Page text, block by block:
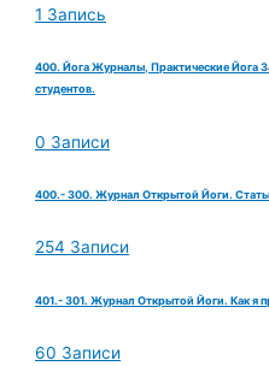
1 Запись
400. Йога Журналы, Практические Йога
студентов.
0 Записи
400.- 300. Журнал Открытой Йоги.
254 Записи
401.- 301. Журнал Открытой Йоги. Как я
60 Записи